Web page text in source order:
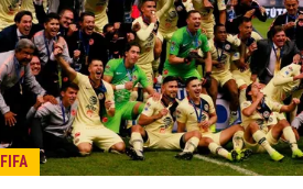
FIFA